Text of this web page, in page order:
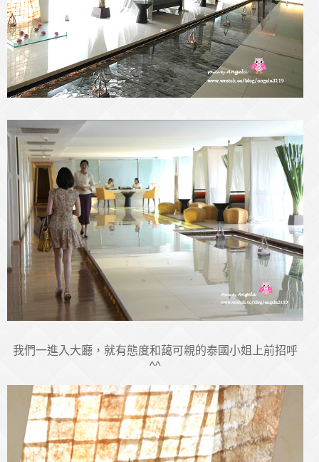
我們一進入大廳，就有態度和藹可親的泰國小姐上前招呼
^^